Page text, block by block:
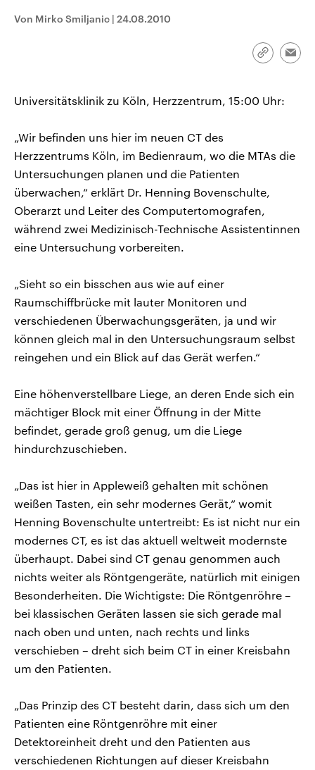
Sendungen Programm
Von Mirko Smiljanic | 24.08.2010
Link
Universitätsklinik zu Köln, Herzzentrum, 15:00 Uhr:
„Wir befinden uns hier im neuen CT des
Herzzentrums Köln, im Bedienraum, wo die MTAs die
Untersuchungen planen und die Patienten
überwachen,“ erklärt Dr. Henning Bovenschulte,
Oberarzt und Leiter des Computertomografen,
während zwei Medizinisch-Technische Assistentinnen
eine Untersuchung vorbereiten.
„Sieht so ein bisschen aus wie auf einer
Raumschiffbrücke mit lauter Monitoren und
verschiedenen Überwachungsgeräten, ja und wir
können gleich mal in den Untersuchungsraum selbst
reingehen und ein Blick auf das Gerät werfen.“
Eine höhenverstellbare Liege, an deren Ende sich ein
mächtiger Block mit einer Öffnung in der Mitte
befindet, gerade groß genug, um die Liege
hindurchzuschieben.
„Das ist hier in Appleweiß gehalten mit schönen
weißen Tasten, ein sehr modernes Gerät,“ womit
Henning Bovenschulte untertreibt: Es ist nicht nur ein
modernes CT, es ist das aktuell weltweit modernste
überhaupt. Dabei sind CT genau genommen auch
nichts weiter als Röntgengeräte, natürlich mit einigen
Besonderheiten. Die Wichtigste: Die Röntgenröhre –
bei klassischen Geräten lassen sie sich gerade mal
nach oben und unten, nach rechts und links
verschieben – dreht sich beim CT in einer Kreisbahn
um den Patienten.
„Das Prinzip des CT besteht darin, dass sich um den
Patienten eine Röntgenröhre mit einer
Detektoreinheit dreht und den Patienten aus
verschiedenen Richtungen auf dieser Kreisbahn